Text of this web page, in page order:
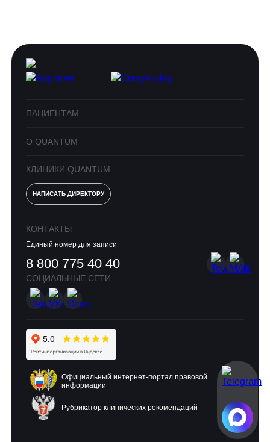
ПАЦИЕНТАМ
О QUANTUM
КЛИНИКИ QUANTUM
НАПИСАТЬ ДИРЕКТОРУ
КОНТАКТЫ
Единый номер для записи
8 800 775 40 40
СОЦИАЛЬНЫЕ СЕТИ
Официальный интернет-портал правовой
информации
Рубрикатор клинических рекомендаций